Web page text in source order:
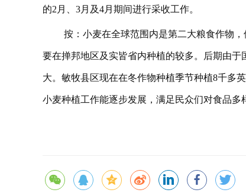
的2月、3月及4月期间进行采收工作。
按：小麦在全球范围内是第二大粮食作物
要在掸邦地区及实皆省内种植的较多。后期由于
大。敏牧县区现在在冬作物种植季节种植8千多
小麦种植工作能逐步发展，满足民众们对食品多